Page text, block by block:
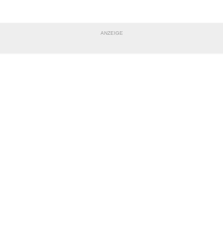
ANZEIGE